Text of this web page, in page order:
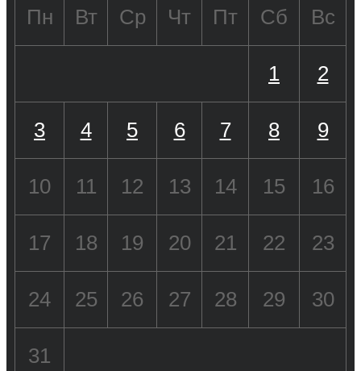
Пн Вт Ср Чт Пт Сб Вс
1 2
3 4 5 6 7 8 9
10 11 12 13 14 15 16
17 18 19 20 21 22 23
24 25 26 27 28 29 30
31